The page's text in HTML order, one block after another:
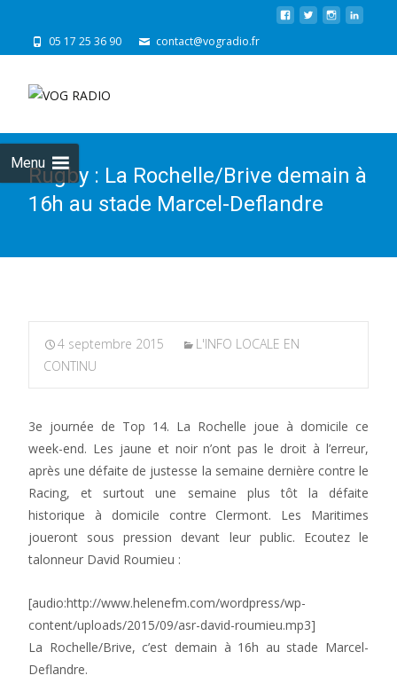
05 17 25 36 90 contact@vogradio.fr
Menu
Rugby : La Rochelle/Brive demain à
16h au stade Marcel-Deflandre
4 septembre 2015
L'INFO LOCALE EN
CONTINU
3e journée de Top 14. La Rochelle joue à domicile ce
week-end. Les jaune et noir n’ont pas le droit à l’erreur,
après une défaite de justesse la semaine dernière contre le
Racing, et surtout une semaine plus tôt la défaite
historique à domicile contre Clermont. Les Maritimes
joueront sous pression devant leur public. Ecoutez le
talonneur David Roumieu :
[audio:http://www.helenefm.com/wordpress/wp-
content/uploads/2015/09/asr-david-roumieu.mp3]
La Rochelle/Brive, c’est demain à 16h au stade Marcel-
Deflandre.